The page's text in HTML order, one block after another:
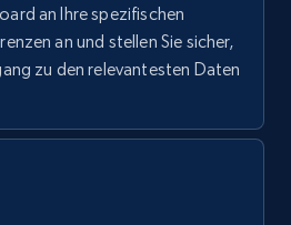
an Ihre spezifischen
an und stellen Sie sicher,
zu den relevantesten Daten